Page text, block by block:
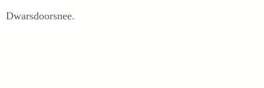
Dwarsdoorsnee.